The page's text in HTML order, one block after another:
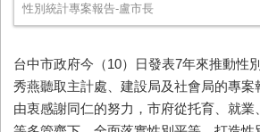
性別統計專案報告-盧市長
台中市政府今（10）日發表7年來推動性
秀燕聽取主計處、建設局及社會局的專案
由衷感謝同仁的努力，市府從托育、就